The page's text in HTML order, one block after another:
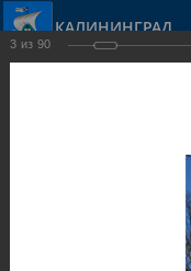
КАЛИНИНГРАД
3 из 90